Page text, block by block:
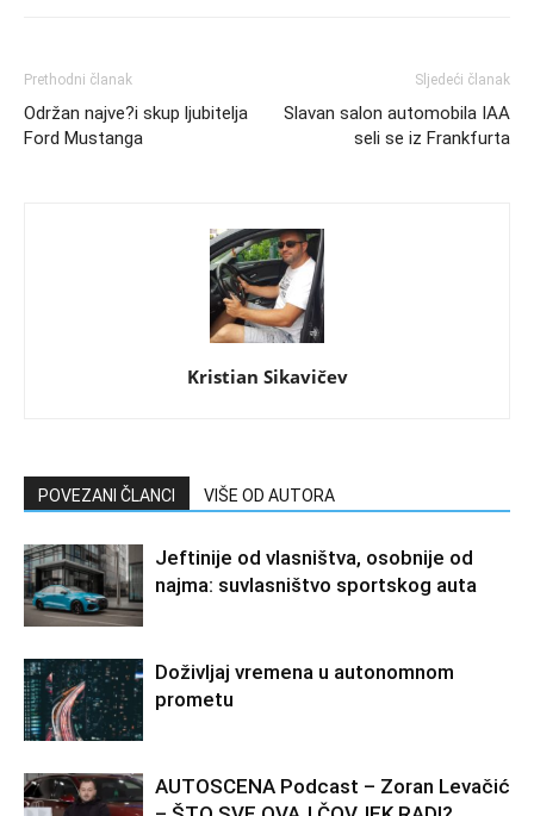
Prethodni članak
Održan najve?i skup ljubitelja
Ford Mustanga
Sljedeći članak
Slavan salon automobila IAA
seli se iz Frankfurta
Kristian Sikavičev
POVEZANI ČLANCI VIŠE OD AUTORA
Jeftinije od vlasništva, osobnije od
najma: suvlasništvo sportskog auta
Doživljaj vremena u autonomnom
prometu
AUTOSCENA Podcast – Zoran Levačić